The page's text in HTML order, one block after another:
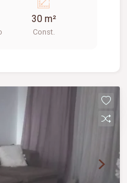
estudantes ou
30 m²
Const.